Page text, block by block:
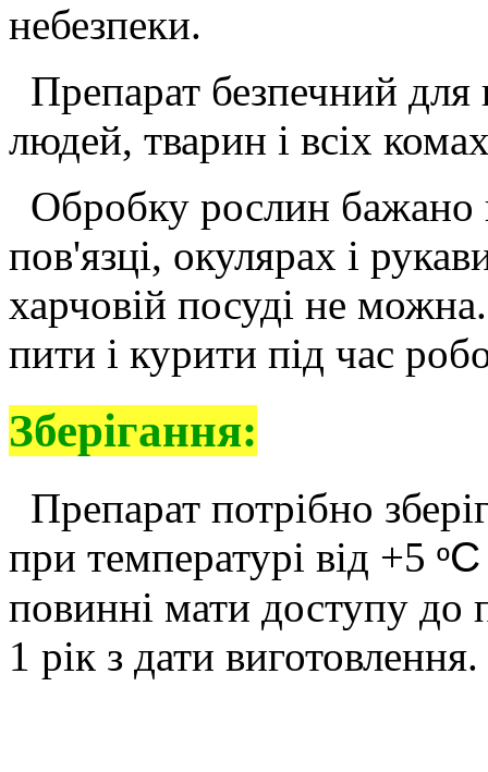
небезпеки.
Препарат безпечний
людей, тварин і всіх
Обробку рослин бажано
пов'язці, окулярах і
харчовій посуді не
пити і курити під час
Зберігання:
Препарат потрібно
при температурі від +5 º
повинні мати доступу до
1 рік з дати виготовлення.